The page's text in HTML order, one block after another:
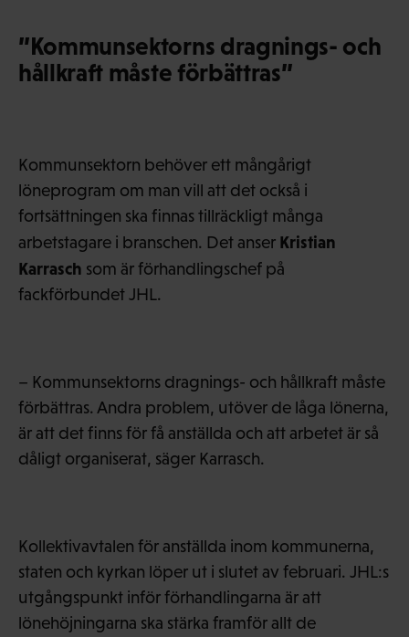
”Kommunsektorns dragnings- och
hållkraft måste förbättras”
Kommunsektorn behöver ett mångårigt
löneprogram om man vill att det också i
fortsättningen ska finnas tillräckligt många
arbetstagare i branschen. Det anser Kristian
Karrasch som är förhandlingschef på
fackförbundet JHL.
– Kommunsektorns dragnings- och hållkraft måste
förbättras. Andra problem, utöver de låga lönerna,
är att det finns för få anställda och att arbetet är så
dåligt organiserat, säger Karrasch.
Kollektivavtalen för anställda inom kommunerna,
staten och kyrkan löper ut i slutet av februari. JHL:s
utgångspunkt inför förhandlingarna är att
lönehöjningarna ska stärka framför allt de